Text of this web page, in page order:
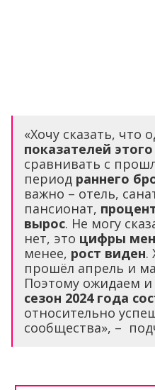
«Хочу сказать, что
показателей
сравнивать с
период раннего
важно – отель,
пансионат,
вырос. Не могу
нет, это цифры
менее, рост виден.
прошёл апрель и
Поэтому ожидаем и
сезон 2024 года
относительно
сообщества», –